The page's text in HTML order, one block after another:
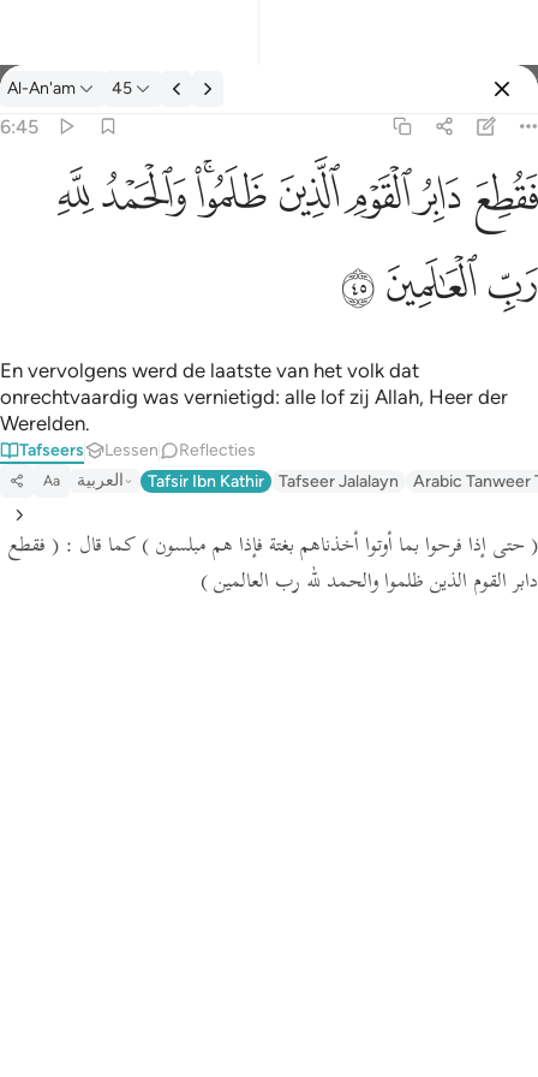
Tafseer: Al-An'am 6:45
Al-An'am 45
6:45
فقطع دابر القوم الذين ظلموا والحمد لله رب العالمين ٤٥
ٱلْقَوْمِ ٱلَّذِينَ ظَلَمُوا۟ ۚ وَٱلْحَمْدُ لِلَّهِ رَبِّ ٱلْعَـٰلَمِينَ ٤٥ﱁ ﱂﱃﱄﱅﱆﱇﱈ
ﱉﱊﱋ
En vervolgens werd de laatste van het volk dat
onrechtvaardig was vernietigd: alle lof zij Allah, Heer der
Werelden.
Tafseers Lessen Reflecties
Aa العربية Tafsir Ibn Kathir Tafseer Jalalayn Arabic Tanweer
( حتى إذا فرحوا بما أوتوا أخذناهم بغتة فإذا هم مبلسون ) كما قال : ( فقطع
دابر القوم الذين ظلموا والحمد لله رب العالمين )